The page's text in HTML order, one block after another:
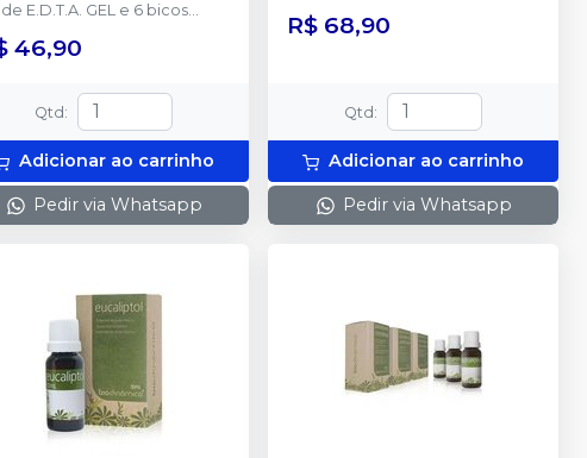
E.D.T.A. GEL e 6 bicos
46,90
Qtd:
Adicionar ao carrinho
Pedir via Whatsapp
R$ 68,90
Qtd:
Adicionar ao carrinho
Pedir via Whatsapp